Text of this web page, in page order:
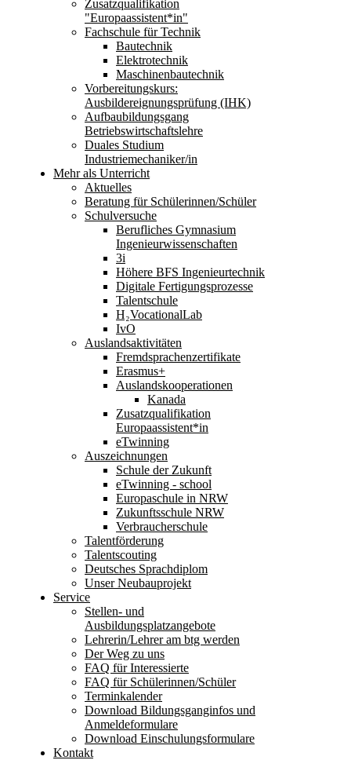
Zusatzqualifikation
"Europaassistent*in"
Fachschule für Technik
Bautechnik
Elektrotechnik
Maschinenbautechnik
Vorbereitungskurs:
Ausbildereignungsprüfung (IHK)
Aufbaubildungsgang
Betriebswirtschaftslehre
Duales Studium
Industriemechaniker/in
Mehr als Unterricht
Aktuelles
Beratung für Schülerinnen/Schüler
Schulversuche
Berufliches Gymnasium
Ingenieurwissenschaften
3i
Höhere BFS Ingenieurtechnik
Digitale Fertigungsprozesse
Talentschule
H₂VocationalLab
IvO
Auslandsaktivitäten
Fremdsprachenzertifikate
Erasmus+
Auslandskooperationen
Kanada
Zusatzqualifikation
Europaassistent*in
eTwinning
Auszeichnungen
Schule der Zukunft
eTwinning - school
Europaschule in NRW
Zukunftsschule NRW
Verbraucherschule
Talentförderung
Talentscouting
Deutsches Sprachdiplom
Unser Neubauprojekt
Service
Stellen- und
Ausbildungsplatzangebote
Lehrerin/Lehrer am btg werden
Der Weg zu uns
FAQ für Interessierte
FAQ für Schülerinnen/Schüler
Terminkalender
Download Bildungsganginfos und
Anmeldeformulare
Download Einschulungsformulare
Kontakt